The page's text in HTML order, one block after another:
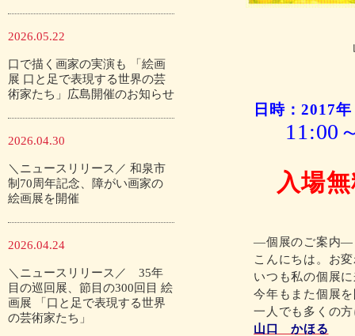
2026.05.22
口で描く画家の実演も 「絵画
展 口と足で表現する世界の芸
術家たち」広島開催のお知らせ
2026.04.30
＼ニュースリリース／ 和泉市
制70周年記念、障がい画家の
絵画展を開催
2026.04.24
＼ニュースリリース／ 35年
目の巡回展、節目の300回目 絵
画展 「口と足で表現する世界
の芸術家たち」
日時：2017
11:00
入場無
―個展のご案内―
こんにちは。お
いつも私の個展
今年もまた個展
一人でも多くの
山口 かほる